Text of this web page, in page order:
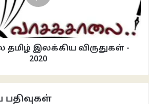
சுவையிலும் சேற்றின் சுவை. எவ்வளவு நேரம்
நினைவில்லை. ஆனால் ‘தொபீர்’ என்று ஏதோ ஒன்று
முகத்தில் விழுந்த நீர்த் துளிகளைத் துடைத்துக் கண்
இல்லை. அடுத்த நாள் அவள் காண்பித்த குளத்தின்
சென்று அம்முவை விசாரித்தபோது ரொம்ப
சொன்னார்கள். வருடங்கள் கடந்தோடிவிட்டன
போனதாகச் சொன்ன செய்தியை என்னால் நம்ப
இலக்கிய விருதுகள் -
2020
பதிவுகள்